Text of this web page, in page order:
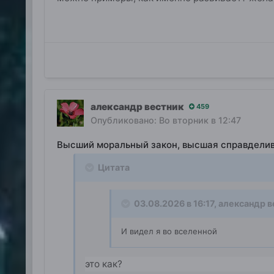
александр вестник 459
Опубликовано: Во вторник в 12:47
Высший моральный закон, высшая
Цитата
03.08.2026 в 16:17, александр
И видел я во вселенной
это как?